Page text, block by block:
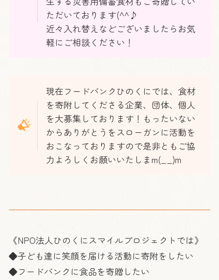
ただいております(^^♪
近々入れ替えなどございましたらお気
軽にご相談ください！
現在フードバンクひのくにでは、食材
を寄附してくださる企業、団体、個人
を大募集しております！もったいない
からありがとうをスローガンに活動を
おこなっておりますので是非ともご協
力よろしくお願いいたしまm(__)m
《NPO法人ひのくにスマイルプロジェクトでは》
◆子ども達に笑顔を届ける活動に寄附をしたい
◆フードバンクに食品を寄贈したい